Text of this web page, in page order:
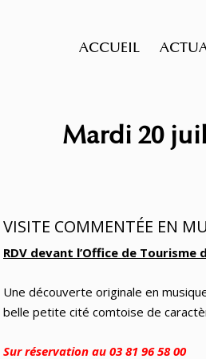
ACCUEIL
Mardi 20
VISITE COMMENTÉE EN
RDV devant l’Office de
Une découverte originale en
belle petite cité comtoise de
Sur réservation au 03 81 96 58 00